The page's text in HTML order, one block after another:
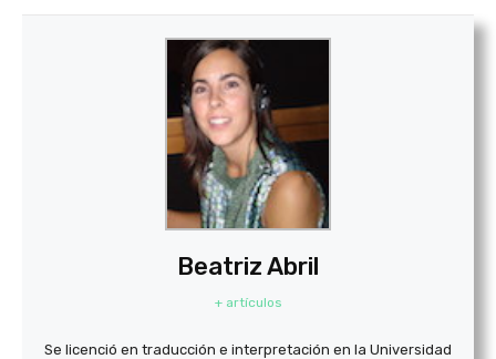
Beatriz Abril
+ artículos
Se licenció en tra­ducción e inter­pre­ta­ción en la Uni­ver­si­dad